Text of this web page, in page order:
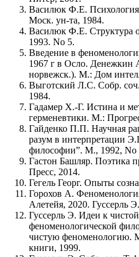
Василюк Ф.Е.
Моск. ун-та, 1984.
Василюк Ф.Е. Структура
1993. No 5.
Введение в
1967 г в Осло. Денежкин
норвежск.). М.: Дом
Выготский Л.С. Собр.
1984.
Гадамер Х.-Г. Истина и
герменевтики. М.:
Гайденко П.П. Научная
разум в интерпретации
философии”. М., 1992, No
Гастон Башляр. Поэтика
Пресс, 2014.
Гегель Георг. Опыты
Горохов А.
Алетейя, 2020. Гуссерль Э.
Гуссерль Э. Идеи к
феноменологической
чистую феноменологию.
книги, 1999.